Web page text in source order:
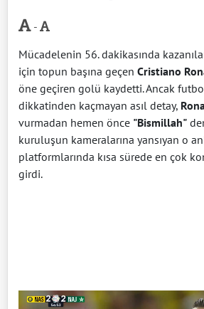
-
Mücadelenin 56. dakikasında
için topun başına geçen Cristiano
öne geçiren golü kaydetti. Ancak
dikkatinden kaçmayan asıl detay,
vurmadan hemen önce "Bismillah"
kuruluşun kameralarına yansıyan o
platformlarında kısa sürede en çok
girdi.